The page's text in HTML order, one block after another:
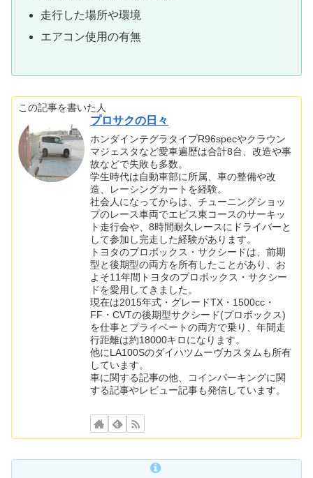
走行した場所や環境
エアコン使用の有無
この記事を書いた人
プロサクの日々
ホンダインテグラタイプR96specやクラウン
マジェスタなど愛車遍歴は合計8台、改造や事
故などで失敗も多数。
学生時代は自動車部に所属、車の整備や改
造、レーシングカートを経験。
社会人になってからは、チューニングショッ
プのレース車両でエビス東コースのサーキッ
ト走行会や、8時間耐久レースにドライバーと
して参加し完走した経験があります。
トヨタのプロボックス・サクシードは、前期
型と後期型の両方を所有したことがあり、お
よそ11年間トヨタのプロボックス・サクシー
ドを愛用してきました。
現在は2015年式・グレードTX・1500cc・
FF・CVTの後期型サクシード(プロボックス)
を仕事とプライベートの両方で乗り、年間走
行距離は約18000キロになります。
他にLA100Sのダイハツムーヴカスタムも所有
しています。
車に関する記事の他、コインパーキングに関
する記事やレビュー記事も発信しています。